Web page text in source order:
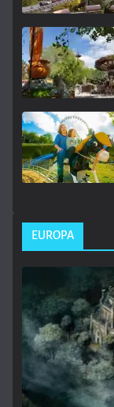
EUROPA